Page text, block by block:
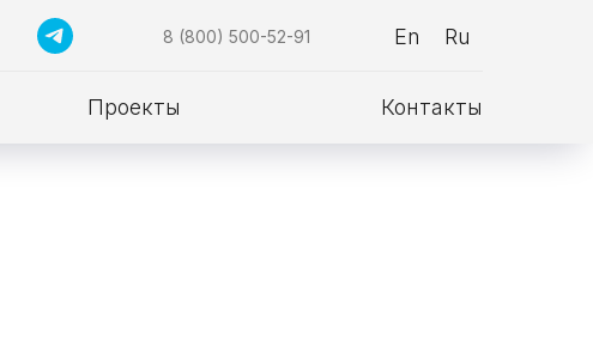
8 (800) 500-52-91 En Ru
Проекты Контакты